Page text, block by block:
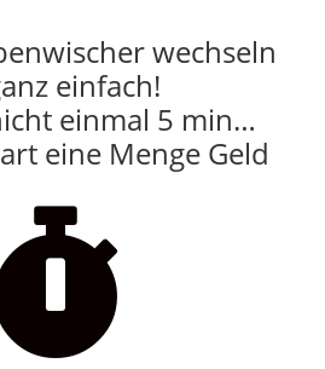
wechseln
einfach!
einmal 5 min…
eine Menge Geld